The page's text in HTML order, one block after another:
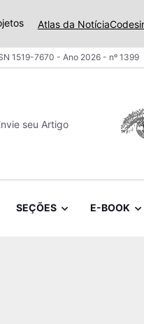
Atlas da Notícia
1519-7670 - Ano 2026 - nº 1399
seu Artigo
SEÇÕES E-BOOK